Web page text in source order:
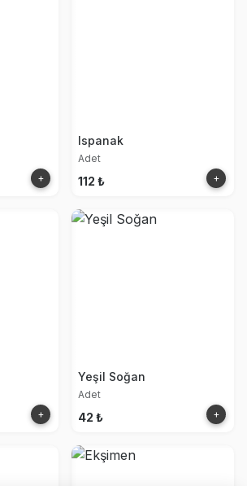
+
Ispanak
Adet
112 ₺ +
+
Yeşil Soğan
Adet
42 ₺ +